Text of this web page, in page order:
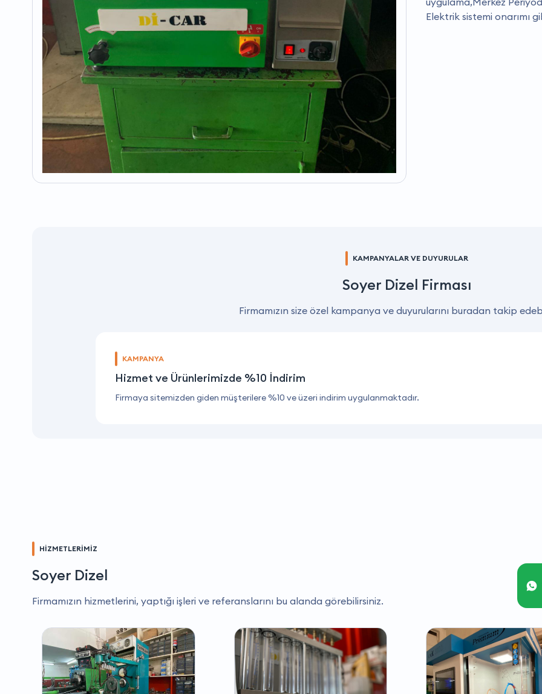
Elektrik sistemi onarımı
KAMPANYALAR VE DUYURULAR
Soyer Dizel Firması
Firmamızın size özel kampanya ve duyurularını buradan takip
KAMPANYA
Hizmet ve Ürünlerimizde %10 İndirim
Firmaya sitemizden giden müşterilere %10 ve üzeri indirim uygulanmaktadır.
HİZMETLERİMİZ
Soyer Dizel
Firmamızın hizmetlerini, yaptığı işleri ve referanslarını bu alanda görebilirsiniz.